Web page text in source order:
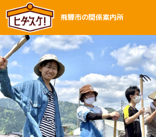
飛騨市の関係案内所